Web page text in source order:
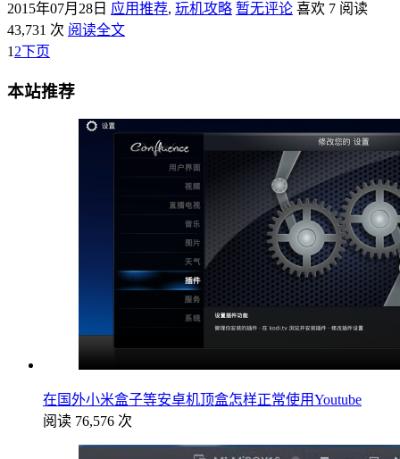
2015年07月28日 应用推荐, 玩机攻略 暂无评论 喜欢 7 阅读
43,731 次 阅读全文
1 2下页
本站推荐
在国外小米盒子等安卓机顶盒怎样正常使用Youtube
阅读 76,576 次